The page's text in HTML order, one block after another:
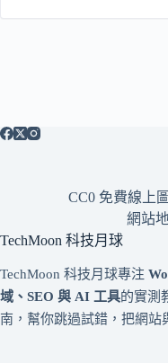
CC0 免費線上
網站
TechMoon 科技月球
TechMoon 科技月球專注
域、SEO 與 AI 工具的實測
南，幫你跳過試錯，把網站